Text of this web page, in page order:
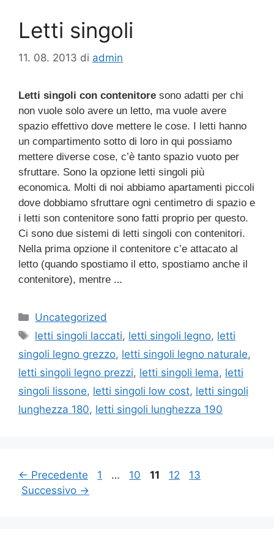
Letti singoli
11. 08. 2013 di admin
Letti singoli con contenitore sono adatti per chi
non vuole solo avere un letto, ma vuole avere
spazio effettivo dove mettere le cose. I letti hanno
un compartimento sotto di loro in qui possiamo
mettere diverse cose, c’è tanto spazio vuoto per
sfruttare. Sono la opzione letti singoli più
economica. Molti di noi abbiamo apartamenti piccoli
dove dobbiamo sfruttare ogni centimetro di spazio e
i letti son contenitore sono fatti proprio per questo.
Ci sono due sistemi di letti singoli con contenitori.
Nella prima opzione il contenitore c’e attacato al
letto (quando spostiamo il etto, spostiamo anche il
contenitore), mentre …
Categorie
Uncategorized
Tag
letti singoli laccati, letti singoli legno, letti
singoli legno grezzo, letti singoli legno naturale,
letti singoli legno prezzi, letti singoli lema, letti
singoli lissone, letti singoli low cost, letti singoli
lunghezza 180, letti singoli lunghezza 190
← Precedente Pagina
1 … Pagina
10 Pagina
11 Pagina
12 Pagina
13
Successivo →